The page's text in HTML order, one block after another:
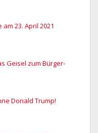
23. April 2021
Geisel zum Bürger-
Donald Trump!